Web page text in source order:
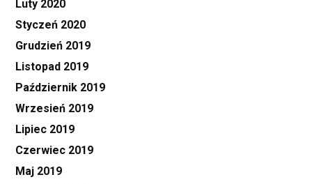
Luty 2020
Styczeń 2020
Grudzień 2019
Listopad 2019
Październik 2019
Wrzesień 2019
Lipiec 2019
Czerwiec 2019
Maj 2019